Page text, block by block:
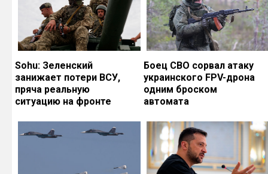
Sohu: Зеленский
занижает потери ВСУ,
пряча реальную
ситуацию на фронте
Боец СВО сорвал атаку
украинского FPV-дрона
одним броском
автомата